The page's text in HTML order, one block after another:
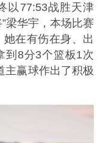
以77:53战胜天津
梁华宇，本场比赛
在有伤在身、出
到8分3个篮板1次
主赢球作出了积极